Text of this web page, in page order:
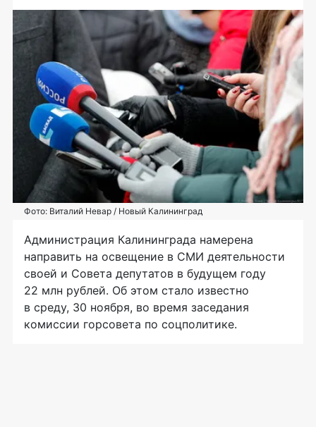
Фото: Виталий Невар / Новый Калининград
Администрация Калининграда намерена
направить на освещение в СМИ деятельности
своей и Совета депутатов в будущем году
22 млн рублей. Об этом стало известно
в среду, 30 ноября, во время заседания
комиссии горсовета по соцполитике.